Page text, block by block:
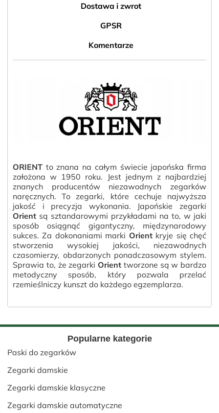
Dostawa i zwrot
GPSR
Komentarze
ORIENT to znana na całym świecie japońska firma
założona w 1950 roku. Jest jednym z najbardziej
znanych producentów niezawodnych zegarków
naręcznych. To zegarki, które cechuje najwyższa
jakość i precyzja wykonania. Japońskie zegarki
Orient są sztandarowymi przykładami na to, w jaki
sposób osiągnąć gigantyczny, międzynarodowy
sukces. Za dokonaniami marki Orientkryje się chęć
stworzenia wysokiej jakości, niezawodnych
czasomierzy, obdarzonych ponadczasowym stylem.
Sprawia to, że zegarki Orient tworzone są w bardzo
metodyczny sposób, który pozwala przelać
rzemieślniczy kunszt do każdego egzemplarza.
Popularne kategorie
Paski do zegarków
Zegarki damskie
Zegarki damskie klasyczne
Zegarki damskie automatyczne